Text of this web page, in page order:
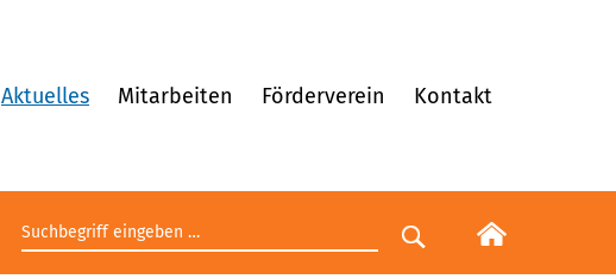
Aktuelles Mitarbeiten Förderverein Kontakt
Suchbegriff eingeben
Suche starten